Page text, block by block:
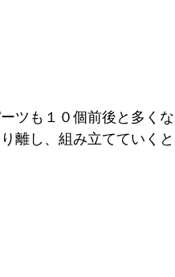
ツも１０個前後と多く
離し、組み立てていくと